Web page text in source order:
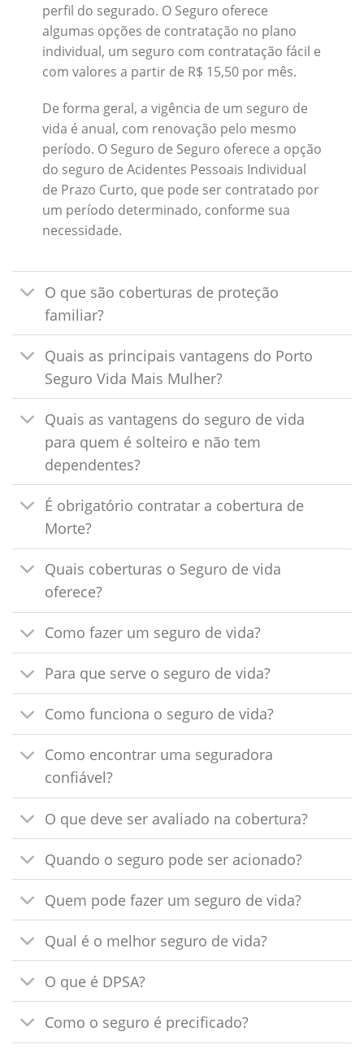
perfil do segurado. O Seguro oferece
algumas opções de contratação no plano
individual, um seguro com contratação fácil e
com valores a partir de R$ 15,50 por mês.
De forma geral, a vigência de um seguro de
vida é anual, com renovação pelo mesmo
período. O Seguro de Seguro oferece a opção
do seguro de Acidentes Pessoais Individual
de Prazo Curto, que pode ser contratado por
um período determinado, conforme sua
necessidade.
O que são coberturas de proteção
familiar?
Quais as principais vantagens do Porto
Seguro Vida Mais Mulher?
Quais as vantagens do seguro de vida
para quem é solteiro e não tem
dependentes?
É obrigatório contratar a cobertura de
Morte?
Quais coberturas o Seguro de vida
oferece?
Como fazer um seguro de vida?
Para que serve o seguro de vida?
Como funciona o seguro de vida?
Como encontrar uma seguradora
confiável?
O que deve ser avaliado na cobertura?
Quando o seguro pode ser acionado?
Quem pode fazer um seguro de vida?
Qual é o melhor seguro de vida?
O que é DPSA?
Como o seguro é precificado?